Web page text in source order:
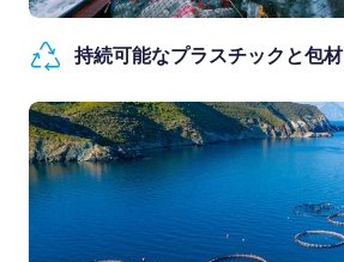
持続可能なプラスチックと包材